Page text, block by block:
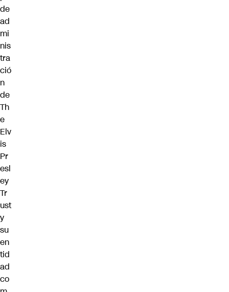
de
ad
mi
nis
tra
ció
n
de
Th
e
Elv
is
Pr
esl
ey
Tr
ust
y
su
en
tid
ad
co